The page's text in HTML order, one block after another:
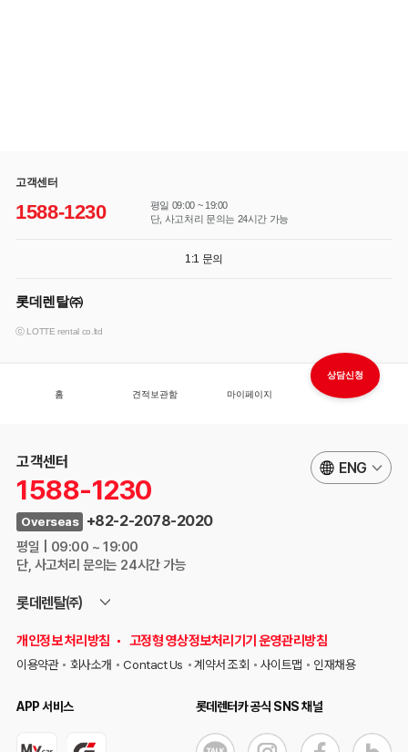
고객센터
1588-1230
Overseas +82-2-2078-2020
평일 | 09:00 ~ 19:00
단, 사고처리 문의는 24시간 가능
ENG
롯데렌탈㈜
개인정보 처리방침 고정형 영상정보처리기기 운영관리방침
이용약관 회사소개 Contact Us 계약서 조회 사이트맵 인재채용
APP 서비스 롯데렌터카 공식 SNS 채널